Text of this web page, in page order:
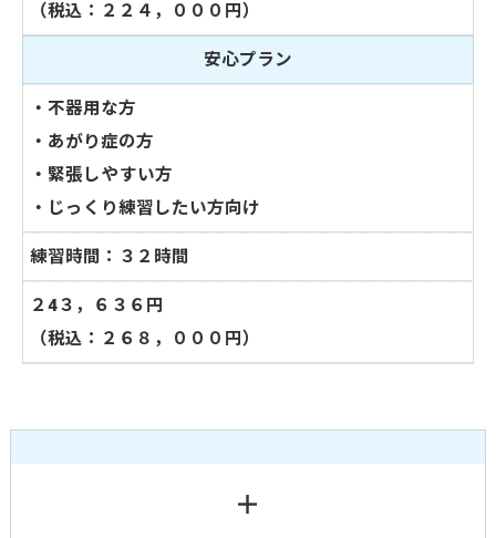
（税込：２２４，０００円）
安心プラン
・不器用な方
・あがり症の方
・ 緊張しやすい方
・じっくり練習したい方向け
練習時間：３２時間
２4３，６３６円
（税込：２６８，０００円）
＋